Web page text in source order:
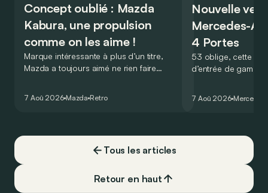
Concept oublié : Mazda
Kabura, une propulsion
comme on les aime !
Marque intéressante à plus d’un titre,
Mazda a toujours aimé ne rien faire
de la plus belle des manières…
7 Aoû 2026 Mazda Retro
Nouvelle
Mercedes-
4 Portes
53 oblige, cette
d’entrée de
moins…
7 Aoû 2026 Mercedes
Tous les articles
Retour en haut